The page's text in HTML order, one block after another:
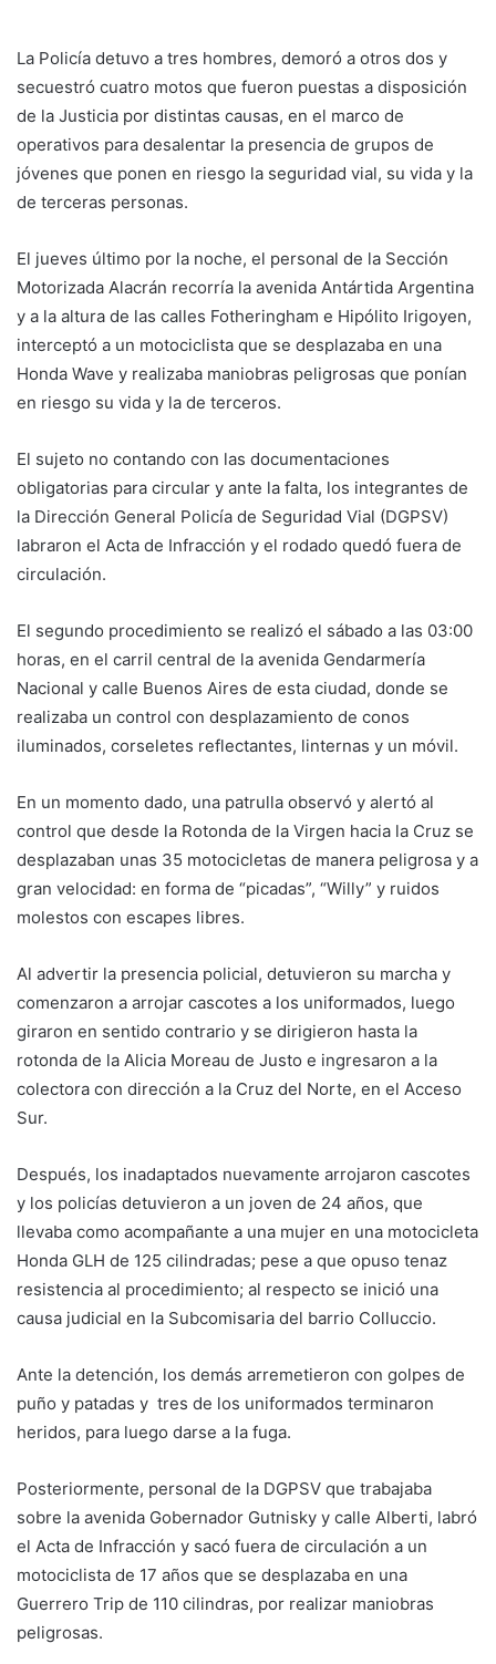
La Policía detuvo a tres hombres, demoró a otros dos y
secuestró cuatro motos que fueron puestas a disposición
de la Justicia por distintas causas, en el marco de
operativos para desalentar la presencia de grupos de
jóvenes que ponen en riesgo la seguridad vial, su vida y la
de terceras personas.
El jueves último por la noche, el personal de la Sección
Motorizada Alacrán recorría la avenida Antártida Argentina
y a la altura de las calles Fotheringham e Hipólito Irigoyen,
interceptó a un motociclista que se desplazaba en una
Honda Wave y realizaba maniobras peligrosas que ponían
en riesgo su vida y la de terceros.
El sujeto no contando con las documentaciones
obligatorias para circular y ante la falta, los integrantes de
la Dirección General Policía de Seguridad Vial (DGPSV)
labraron el Acta de Infracción y el rodado quedó fuera de
circulación.
El segundo procedimiento se realizó el sábado a las 03:00
horas, en el carril central de la avenida Gendarmería
Nacional y calle Buenos Aires de esta ciudad, donde se
realizaba un control con desplazamiento de conos
iluminados, corseletes reflectantes, linternas y un móvil.
En un momento dado, una patrulla observó y alertó al
control que desde la Rotonda de la Virgen hacia la Cruz se
desplazaban unas 35 motocicletas de manera peligrosa y a
gran velocidad: en forma de “picadas”, “Willy” y ruidos
molestos con escapes libres.
Al advertir la presencia policial, detuvieron su marcha y
comenzaron a arrojar cascotes a los uniformados, luego
giraron en sentido contrario y se dirigieron hasta la
rotonda de la Alicia Moreau de Justo e ingresaron a la
colectora con dirección a la Cruz del Norte, en el Acceso
Sur.
Después, los inadaptados nuevamente arrojaron cascotes
y los policías detuvieron a un joven de 24 años, que
llevaba como acompañante a una mujer en una motocicleta
Honda GLH de 125 cilindradas; pese a que opuso tenaz
resistencia al procedimiento; al respecto se inició una
causa judicial en la Subcomisaria del barrio Colluccio.
Ante la detención, los demás arremetieron con golpes de
puño y patadas y tres de los uniformados terminaron
heridos, para luego darse a la fuga.
Posteriormente, personal de la DGPSV que trabajaba
sobre la avenida Gobernador Gutnisky y calle Alberti, labró
el Acta de Infracción y sacó fuera de circulación a un
motociclista de 17 años que se desplazaba en una
Guerrero Trip de 110 cilindras, por realizar maniobras
peligrosas.